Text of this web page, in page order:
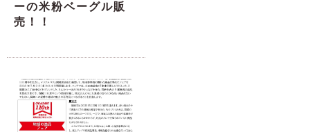
ーの米粉ベーグル販
売！！